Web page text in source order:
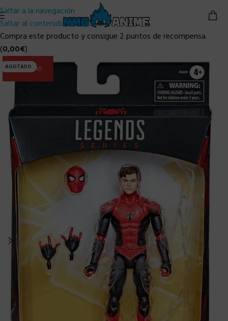
Saltar a la navegación
Saltar al contenido principal
Compra este producto y consigue 2 puntos de recompensa
(0,00€)
AGOTADO
ULTIMA!!